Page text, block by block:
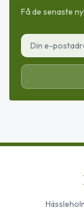
Få de senaste